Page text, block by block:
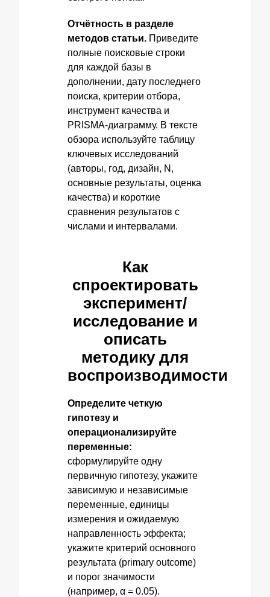
Отчётность в разделе
методов статьи. Приведите
полные поисковые строки
для каждой базы в
дополнении, дату последнего
поиска, критерии отбора,
инструмент качества и
PRISMA‑диаграмму. В тексте
обзора используйте таблицу
ключевых исследований
(авторы, год, дизайн, N,
основные результаты, оценка
качества) и короткие
сравнения результатов с
числами и интервалами.
Как
спроектировать
эксперимент/
исследование и
описать
методику для
воспроизводимости
Определите четкую
гипотезу и
операционализируйте
переменные:
сформулируйте одну
первичную гипотезу, укажите
зависимую и независимые
переменные, единицы
измерения и ожидаемую
направленность эффекта;
укажите критерий основного
результата (primary outcome)
и порог значимости
(например, α = 0.05).